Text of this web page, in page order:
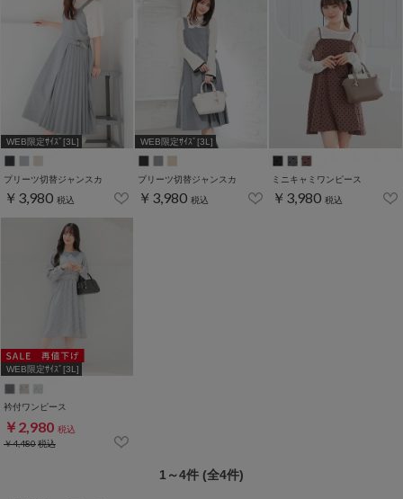
WEB限定ｻｲｽﾞ[3L]
プリーツ切替ジャンスカ
￥3,980 税込
WEB限定ｻｲｽﾞ[3L]
プリーツ切替ジャンスカ
￥3,980 税込
ミニキャミワンピース
￥3,980 税込
WEB限定ｻｲｽﾞ[3L]
衿付ワンピース
￥2,980 税込
￥4,480税込
1～4件 (全4件)